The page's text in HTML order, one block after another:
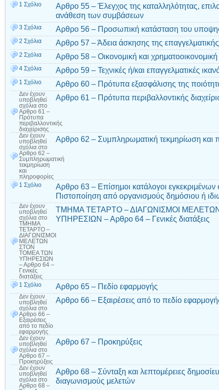
1 Σχόλιο
Αρθρο 55 – Έλεγχος της καταλληλότητας,
ανάθεση των συμβάσεων
3 Σχόλια Αρθρο 56 – Προσωπική κατάσταση του
2 Σχόλια Αρθρο 57 – Άδεια άσκησης της
2 Σχόλια Αρθρο 58 – Οικονομική και
4 Σχόλια Αρθρο 59 – Τεχνικές ή/και επαγγελματικές
1 Σχόλιο Αρθρο 60 – Πρότυπα εξασφάλισης της
Δεν έχουν
υποβληθεί
σχόλια στο
Αρθρο 61 –
Πρότυπα
περιβαλλοντικής
διαχείρισης
Αρθρο 61 – Πρότυπα περιβαλλοντικής
Δεν έχουν
υποβληθεί
σχόλια στο
Αρθρο 62 –
Συμπληρωματική
τεκμηρίωση
και
πληροφορίες
Αρθρο 62 – Συμπληρωματική τεκμηρίωση και
1 Σχόλιο
Αρθρο 63 – Επίσημοι κατάλογοι
Πιστοποίηση από οργανισμούς δημόσιου ή
Δεν έχουν
υποβληθεί
σχόλια στο
ΤΜΗΜΑ
ΤΕΤΑΡΤΟ –
ΔΙΑΓΩΝΙΣΜΟΙ
ΜΕΛΕΤΩΝ
ΣΤΟΝ
ΤΟΜΕΑ ΤΩΝ
ΥΠΗΡΕΣΙΩΝ
– Αρθρο 64 –
Γενικές
διατάξεις
ΤΜΗΜΑ ΤΕΤΑΡΤΟ – ΔΙΑΓΩΝΙΣΜΟΙ
ΥΠΗΡΕΣΙΩΝ – Αρθρο 64 – Γενικές διατάξεις
1 Σχόλιο Αρθρο 65 – Πεδίο εφαρμογής
Δεν έχουν
υποβληθεί
σχόλια στο
Αρθρο 66 –
Εξαιρέσεις
από το πεδίο
εφαρμογής
Αρθρο 66 – Εξαιρέσεις από το πεδίο
Δεν έχουν
υποβληθεί
σχόλια στο
Αρθρο 67 –
Προκηρύξεις
Αρθρο 67 – Προκηρύξεις
Δεν έχουν
υποβληθεί
σχόλια στο
Αρθρο 68 –
Αρθρο 68 – Σύνταξη και λεπτομέρειες
διαγωνισμούς μελετών